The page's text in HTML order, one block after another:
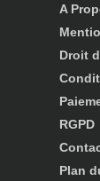
A
Droit
RGPD
Plan